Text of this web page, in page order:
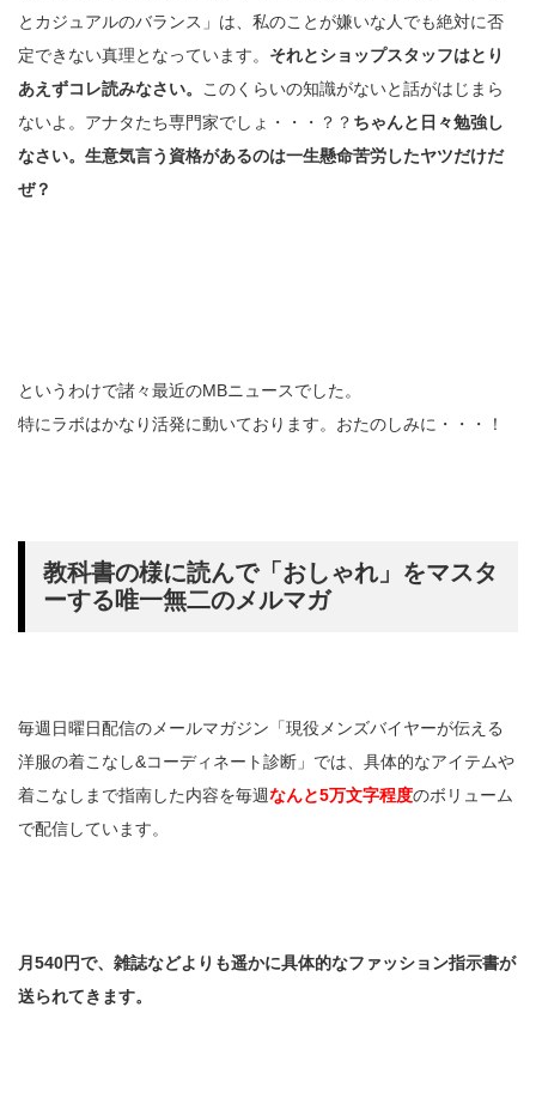
とカジュアルのバランス」は、私のことが嫌いな人でも絶対に否
定できない真理となっています。 それとショップスタッフはとり
あえずコレ読みなさい。
このくらいの知識がないと話がはじまら
ないよ。アナタたち専門家でしょ・・・？？ ちゃんと日々勉強し
なさい。生意気言う資格があるのは一生懸命苦労したヤツだけだ
ぜ？
というわけで諸々最近のMBニュースでした。
特にラボはかなり活発に動いております。おたのしみに・・・！
教科書の様に読んで「おしゃれ」をマスタ
ーする唯一無二のメルマガ
毎週日曜日配信のメールマガジン「現役メンズバイヤーが伝える
洋服の着こなし&コーディネート診断」では、具体的なアイテムや
着こなしまで指南した内容を毎週なんと5万文字程度のボリューム
で配信しています。
月540円で、雑誌などよりも遥かに具体的なファッション指示書が
送られてきます。